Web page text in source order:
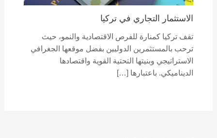
الاستثمار التجاري في تركيا
تقف تركيا كمنارة للفرص الاقتصادية والنمو، حيث
ترحب بالمستثمرين الدوليين بفضل موقعها الجغرافي
الاستراتيجي وبنيتها التحتية القوية واقتصادها
الديناميكي. باعتبارها […]